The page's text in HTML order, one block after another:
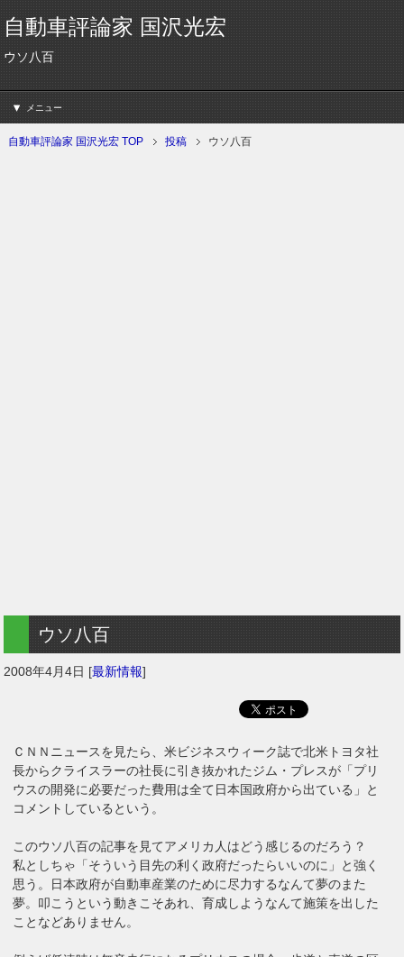
自動車評論家 国沢光宏
ウソ八百
メニュー
自動車評論家 国沢光宏 TOP 投稿 ウソ八百
ウソ八百
2008年4月4日 [最新情報]
ＣＮＮニュースを見たら、米ビジネスウィーク誌で北米トヨタ社
長からクライスラーの社長に引き抜かれたジム・プレスが「プリ
ウスの開発に必要だった費用は全て日本国政府から出ている」と
コメントしているという。
このウソ八百の記事を見てアメリカ人はどう感じるのだろう？
私としちゃ「そういう目先の利く政府だったらいいのに」と強く
思う。日本政府が自動車産業のために尽力するなんて夢のまた
夢。叩こうという動きこそあれ、育成しようなんて施策を出した
ことなどありません。